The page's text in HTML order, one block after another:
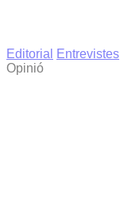
Editorial
Entrevistes
Opinió